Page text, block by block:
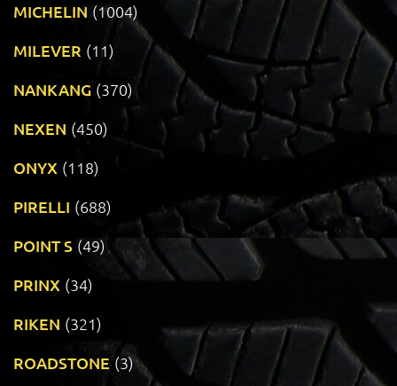
MICHELIN (1004)
MILEVER (11)
NANKANG (370)
NEXEN (450)
ONYX (118)
PIRELLI (688)
POINT S (49)
PRINX (34)
RIKEN (321)
ROADSTONE (3)